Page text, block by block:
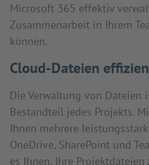
Microsoft 365 effektiv
Zusammenarbeit in Ihrem
können.
Cloud-Dateien
Die Verwaltung von Dateien
Bestandteil jedes Projekts.
Ihnen mehrere
OneDrive, SharePoint und
es Ihnen, Ihre Projektdateien